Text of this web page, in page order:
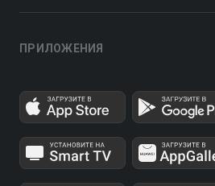
ПРИЛОЖЕНИЯ